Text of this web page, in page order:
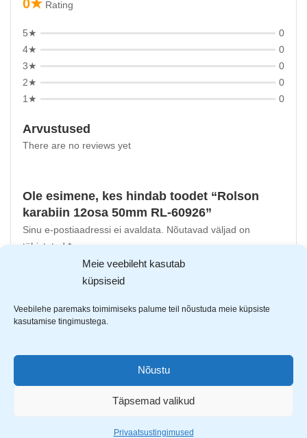
Meie veebileht kasutab
küpsiseid
Veebilehe paremaks toimimiseks palume teil nõustuda meie küpsiste
kasutamise tingimustega.
Nõustu
Täpsemad valikud
Privaatsustingimused
0★ Rating
5★
0
4★
0
3★
0
2★
0
1★
0
Arvustused
There are no reviews yet
Ole esimene, kes hindab toodet “Rolson
karabiin 12osa 50mm RL-60926”
Sinu e-postiaadressi ei avaldata.
Nõutavad väljad on
tähistatud*-ga